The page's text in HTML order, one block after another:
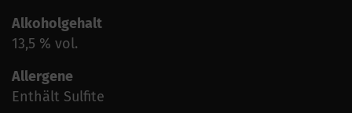
Alkoholgehalt
13,5 % vol.
Allergene
Enthält Sulfite